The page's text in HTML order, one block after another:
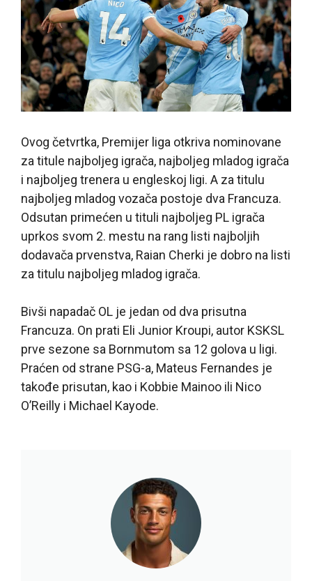
Ovog četvrtka, Premijer liga otkriva nominovane
za titule najboljeg igrača, najboljeg mladog igrača
i najboljeg trenera u engleskoj ligi. A za titulu
najboljeg mladog vozača postoje dva Francuza.
Odsutan primećen u tituli najboljeg PL igrača
uprkos svom 2. mestu na rang listi najboljih
dodavača prvenstva, Raian Cherki je dobro na listi
za titulu najboljeg mladog igrača.
Bivši napadač OL je jedan od dva prisutna
Francuza. On prati Eli Junior Kroupi, autor KSKSL
prve sezone sa Bornmutom sa 12 golova u ligi.
Praćen od strane PSG-a, Mateus Fernandes je
takođe prisutan, kao i Kobbie Mainoo ili Nico
O’Reilly i Michael Kayode.